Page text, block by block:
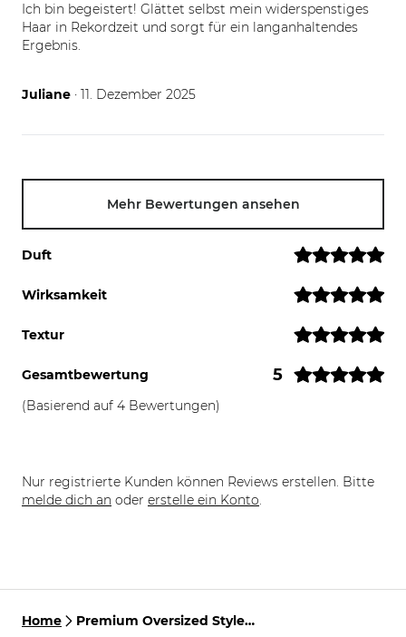
Ich bin begeistert! Glättet selbst mein widerspenstiges
Haar in Rekordzeit und sorgt für ein langanhaltendes
Ergebnis.
Juliane 11.12.25
· 11. Dezember 2025
Mehr Bewertungen ansehen
Duft
Wirksamkeit
Textur
Gesamtbewertung 5
(Basierend auf 4 Bewertungen)
Nur registrierte Kunden können Reviews erstellen. Bitte
melde dich an oder erstelle ein Konto.
Home
Premium Oversized Styler